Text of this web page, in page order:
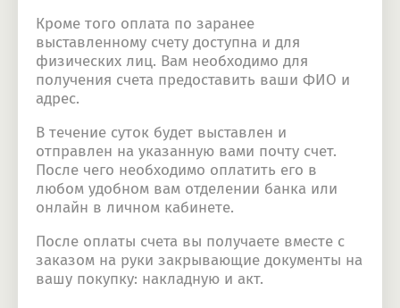
Кроме того оплата по заранее
выставленному счету доступна и для
физических лиц. Вам необходимо для
получения счета предоставить ваши ФИО и
адрес.
В течение суток будет выставлен и
отправлен на указанную вами почту счет.
После чего необходимо оплатить его в
любом удобном вам отделении банка или
онлайн в личном кабинете.
После оплаты счета вы получаете вместе с
заказом на руки закрывающие документы на
вашу покупку: накладную и акт.